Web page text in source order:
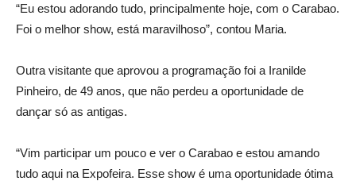
“Eu estou adorando tudo, principalmente hoje, com o Carabao.
Foi o melhor show, está maravilhoso”, contou Maria.
Outra visitante que aprovou a programação foi a Iranilde
Pinheiro, de 49 anos, que não perdeu a oportunidade de
dançar só as antigas.
“Vim participar um pouco e ver o Carabao e estou amando
tudo aqui na Expofeira. Esse show é uma oportunidade ótima